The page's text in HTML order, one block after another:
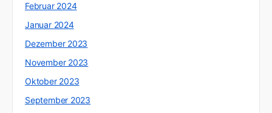
Februar 2024
Januar 2024
Dezember 2023
November 2023
Oktober 2023
September 2023